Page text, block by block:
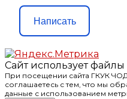
Написать
Сайт использует файлы
При посещении сайта ГКУК
соглашаетесь с тем, что мы
данные с использованием